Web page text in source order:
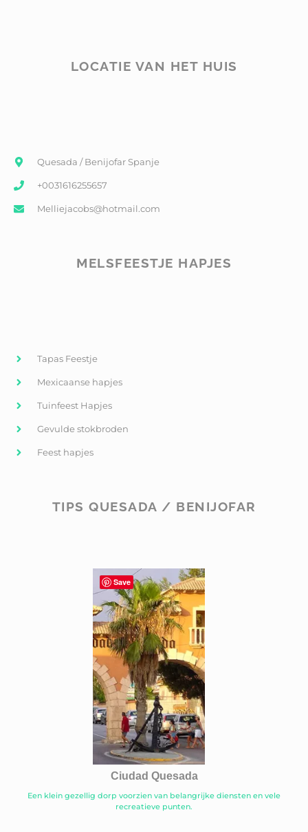
LOCATIE VAN HET HUIS
Quesada / Benijofar Spanje
+0031616255657
Melliejacobs@hotmail.com
MELSFEESTJE HAPJES
Tapas Feestje
Mexicaanse hapjes
Tuinfeest Hapjes
Gevulde stokbroden
Feest hapjes
TIPS QUESADA / BENIJOFAR
Ciudad Quesada
Een klein gezellig dorp voorzien van belangrijke diensten en vele
recreatieve punten.
Save